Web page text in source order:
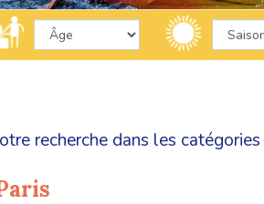
recherche dans les catégories